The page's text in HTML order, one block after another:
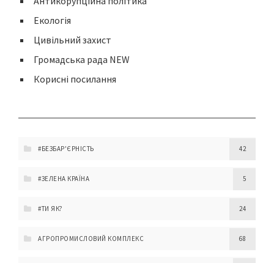
Екологія
Цивільний захист
Громадська рада NEW
Корисні посилання
#БЕЗБАР'ЄРНІСТЬ 42
#ЗЕЛЕНА КРАЇНА 5
#ТИ ЯК? 24
АГРОПРОМИСЛОВИЙ КОМПЛЕКС 68